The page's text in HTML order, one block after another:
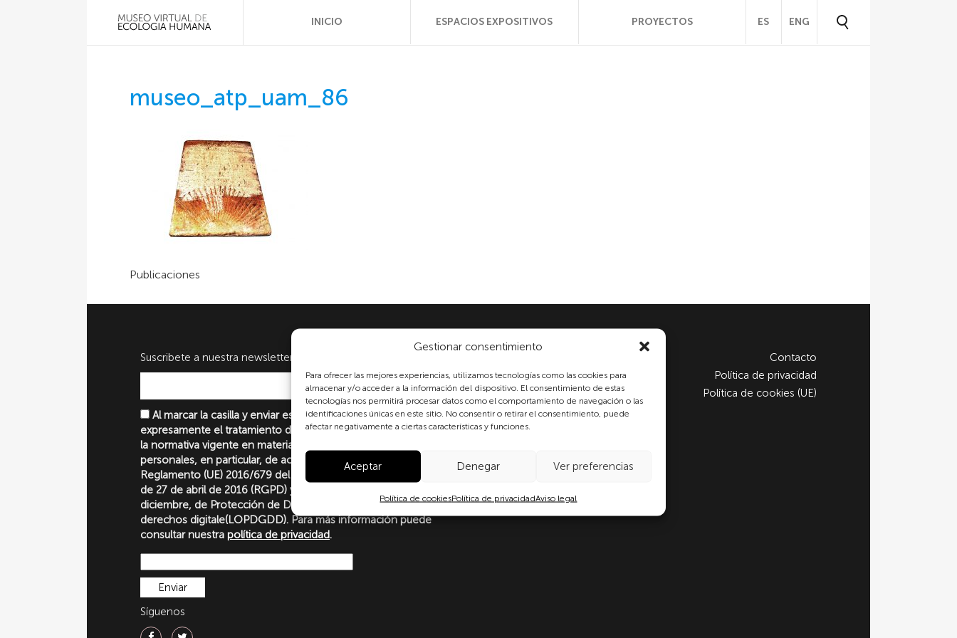
Gestionar consentimiento
Para ofrecer las mejores experiencias, utilizamos tecnologías como las cookies para
almacenar y/o acceder a la información del dispositivo. El consentimiento de estas
tecnologías nos permitirá procesar datos como el comportamiento de navegación o las
identificaciones únicas en este sitio. No consentir o retirar el consentimiento, puede
afectar negativamente a ciertas características y funciones.
Aceptar Denegar Ver preferencias
Política de cookiesPolítica de privacidadAviso legal
INICIO ESPACIOS EXPOSITIVOS PROYECTOS ES ENG
museo_atp_uam_86
Publicaciones
Suscribete a nuestra newsletter
Al marcar la casilla y enviar este formulario, usted consiente
expresamente el tratamiento de sus datos personales conforme a
la normativa vigente en materia de protección de datos
personales, en particular, de acuerdo con lo dispuesto en el
Reglamento (UE) 2016/679 del Parlamento Europeo y del Consejo
de 27 de abril de 2016 (RGPD) y la Ley Orgánica 3/2018, de 5 de
diciembre, de Protección de Datos Personales y garantía de los
derechos digitale(LOPDGDD). Para más información puede
consultar nuestra política de privacidad.
Síguenos
Contacto
Política de privacidad
Política de cookies (UE)